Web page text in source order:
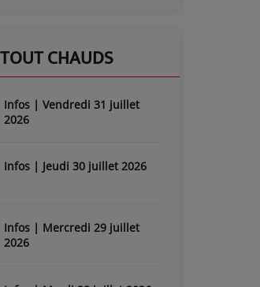
CHAUDS
Infos | Vendredi 31 juillet
2026
Infos | Jeudi 30 juillet 2026
Infos | Mercredi 29 juillet
2026